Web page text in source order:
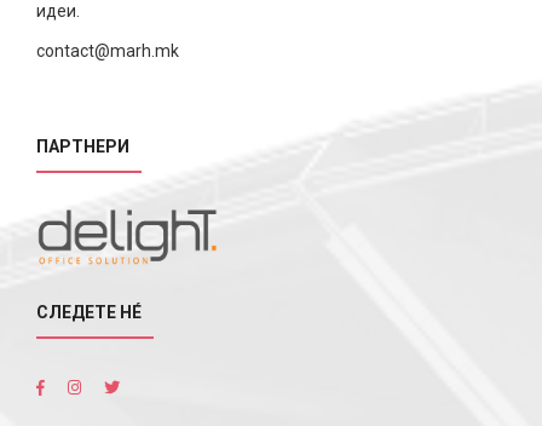
идеи.
contact@marh.mk
ПАРТНЕРИ
СЛЕДЕТЕ НÉ